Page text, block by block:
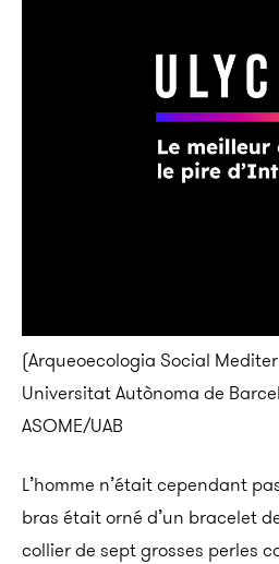
(Arqueoecologia Social
Universitat Autònoma de
ASOME/UAB
L’homme n’était cependant
bras était orné d’un bracelet
collier de sept grosses perles